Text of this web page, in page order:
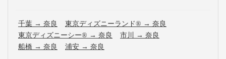
千葉 → 奈良 東京ディズニーランド® → 奈良
東京ディズニーシー® → 奈良 市川 → 奈良
船橋 → 奈良 浦安 → 奈良